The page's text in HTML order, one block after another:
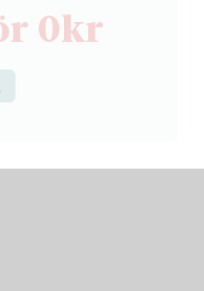
0kr